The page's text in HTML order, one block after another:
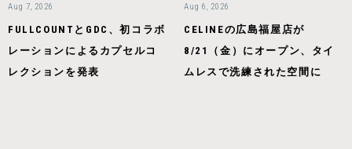
Aug 7, 2026
FULLCOUNTとGDC、初コラボ
レーションによるカプセルコ
レクションを発表
Aug 6, 2026
CELINEの広島福屋店が
8/21（金）にオープン、タイ
ムレスで洗練された空間に